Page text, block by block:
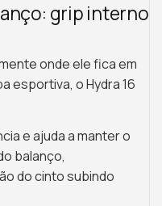
grip interno
onde ele fica em
esportiva, o Hydra 16
e ajuda a manter o
balanço,
do cinto subindo